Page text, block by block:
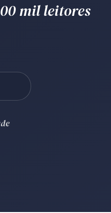
mil leitores